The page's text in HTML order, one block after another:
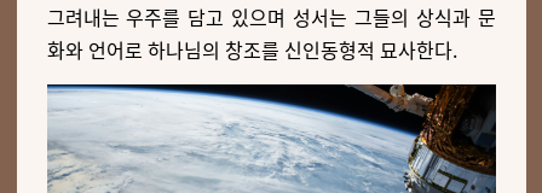
그려내는 우주를 담고 있으며 성서는 그들의 상식과 문
화와 언어로 하나님의 창조를 신인동형적 묘사한다.